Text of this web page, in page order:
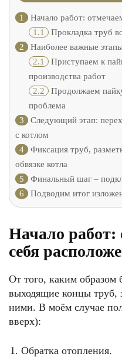
1
Начало работ:
1.1 Прокладка труб
2
Наиболее важные
2.1 Приступаем к
производства работ
2.2 Продолжаем
проблема
3
Следующий этап:
с котлом
4
Фиксация труб,
обвязке котла
5
Финальный шаг –
6
Подводим итог
Начало работ:
себя
От того, каким образом
выходящие концы труб,
ними. В моём случае
вверх):
Обратка отопления.